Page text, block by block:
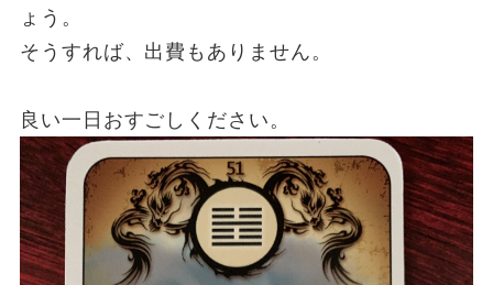
ょう。
そうすれば、出費もありません。
良い一日おすごしください。